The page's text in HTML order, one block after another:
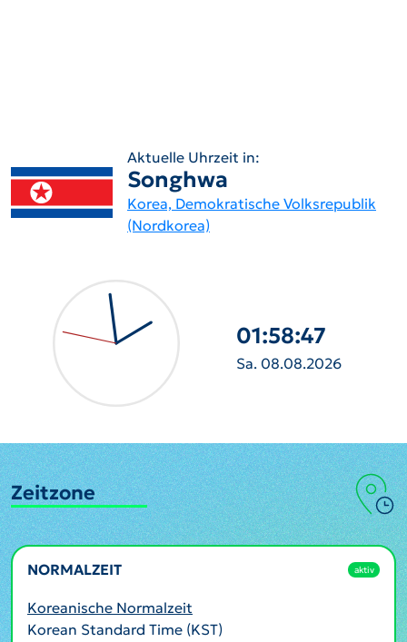
Aktuelle Uhrzeit in:
Songhwa
Korea, Demokratische Volksrepublik
(Nordkorea)
01:58:48
Sa. 08.08.2026
Zeitzone
NORMALZEIT aktiv
Koreanische Normalzeit
Korean Standard Time (KST)